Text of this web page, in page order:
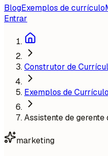
BlogExemplos de currículo
Entrar
Construtor de
Exemplos de Currículo
Assistente de gerente
marketing